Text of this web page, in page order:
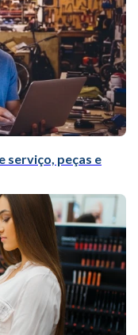
serviço, peças e